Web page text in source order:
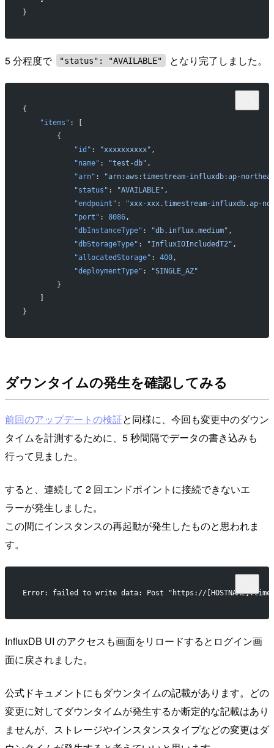
}
5 分程度で "status": "AVAILABLE" となり完了しました。
{
    "items"
: [
        {
            "id"
: "xxxxxxxxxx" ,
            "name"
: "test-db" ,
            "arn"
:
"arn:aws:timestream-influxdb:ap-northeast-
            "status"
: "AVAILABLE" ,
            "endpoint"
:
"xxx-xxx.timestream-influxdb.ap-
            "port"
: 8086,
            "dbInstanceType"
: "db.influx.medium" ,
            "dbStorageType"
: "InfluxIOIncludedT2" ,
            "allocatedStorage"
: 400,
            "deploymentType"
:
"SINGLE_AZ"
        }
    ]
}
ダウンタイムの発生を確認してみる
前回のアップデートの検証と同様に、今回も変更中のダウン
タイムを計測するために、5 秒間隔でデータの書き込みも
行って見ました。
すると、連続して 2 回エンドポイントに接続できないエ
ラーが発生しました。
この間にインスタンスの再起動が発生したものと思われま
す。
Error: failed to write data: Post "https://
InfluxDB UI のアクセスも画面をリロードするとログイン画
面に戻されました。
公式ドキュメントにもダウンタイムの記載があります。どの
変更に対してダウンタイムが発生するか断定的な記載はあり
ませんが、ストレージやインスタンスタイプなどの変更はダ